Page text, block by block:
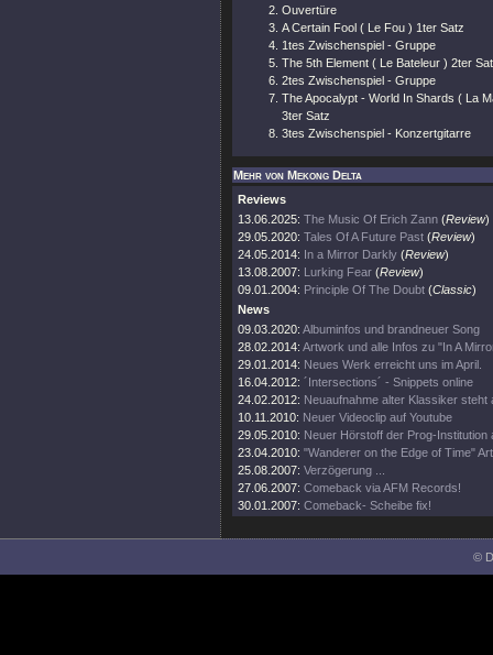
Ouvertüre
A Certain Fool ( Le Fou ) 1ter Satz
1tes Zwischenspiel - Gruppe
The 5th Element ( Le Bateleur ) 2ter
2tes Zwischenspiel - Gruppe
The Apocalypt - World In Shards ( La
3ter Satz
3tes Zwischenspiel - Konzertgitarre
Mehr von Mekong Delta
Reviews
13.06.2025: The Music Of Erich Zann (Review)
29.05.2020: Tales Of A Future Past (Review)
24.05.2014: In a Mirror Darkly (Review)
13.08.2007: Lurking Fear (Review)
09.01.2004: Principle Of The Doubt (Classic)
News
09.03.2020: Albuminfos und brandneuer Song
28.02.2014: Artwork und alle Infos zu "In A
29.01.2014: Neues Werk erreicht uns im April.
16.04.2012: ´Intersections´ - Snippets online
24.02.2012: Neuaufnahme alter Klassiker steht
10.11.2010: Neuer Videoclip auf Youtube
29.05.2010: Neuer Hörstoff der Prog-Institution
23.04.2010: "Wanderer on the Edge of Time"
25.08.2007: Verzögerung ...
27.06.2007: Comeback via AFM Records!
30.01.2007: Comeback- Scheibe fix!
©